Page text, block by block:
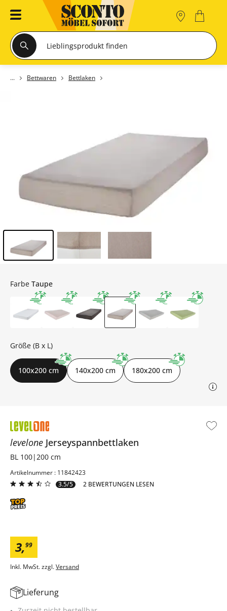
Bettwaren Bettlaken
levelone Jerseyspannbettlaken
BL 100|200 cm
Artikelnummer : 11842423
3.5/5
2 BEWERTUNGEN LESEN
3,99
Inkl. MwSt. zzgl.Versand
Farbe Taupe
Größe (B x L)
100x200 cm 140x200 cm 180x200 cm
Lieferung